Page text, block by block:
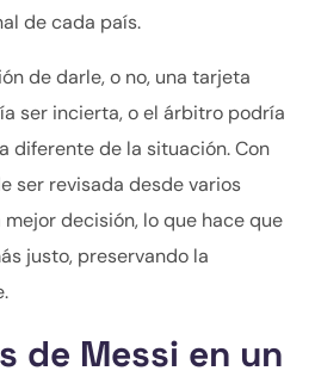
de cada país.
de darle, o no, una tarjeta
ser incierta, o el árbitro podría
diferente de la situación. Con
ser revisada desde varios
decisión, lo que hace que
justo, preservando la
de Messi en un